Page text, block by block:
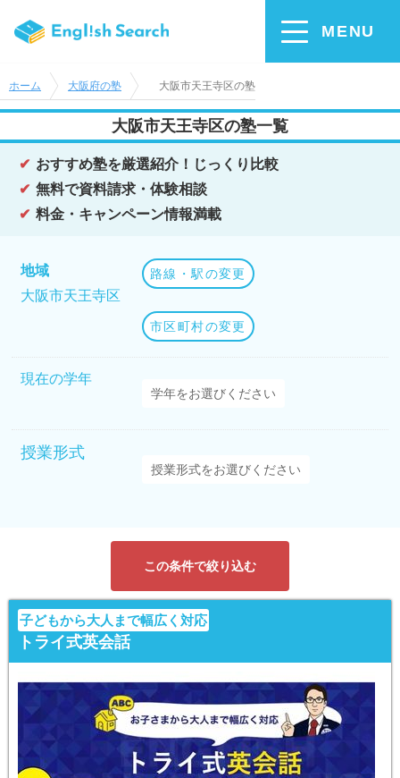
MENU
ホーム 大阪府の塾 大阪市天王寺区の塾
大阪市天王寺区の塾一覧
おすすめ塾を厳選紹介！じっくり比較
無料で資料請求・体験相談
料金・キャンペーン情報満載
地域
大阪市天王寺区
路線・駅の変更
市区町村の変更
現在の学年
授業形式
この条件で絞り込む
子どもから大人まで幅広く対応
トライ式英会話